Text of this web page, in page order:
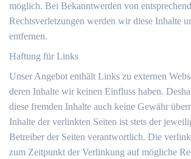
möglich. Bei Bekanntwerden von
Rechtsverletzungen werden wir diese Inhalte
entfernen.
Haftung für Links
Unser Angebot enthält Links zu externen
deren Inhalte wir keinen Einfluss haben.
diese fremden Inhalte auch keine Gewähr
Inhalte der verlinkten Seiten ist stets der
Betreiber der Seiten verantwortlich. Die
zum Zeitpunkt der Verlinkung auf mögliche